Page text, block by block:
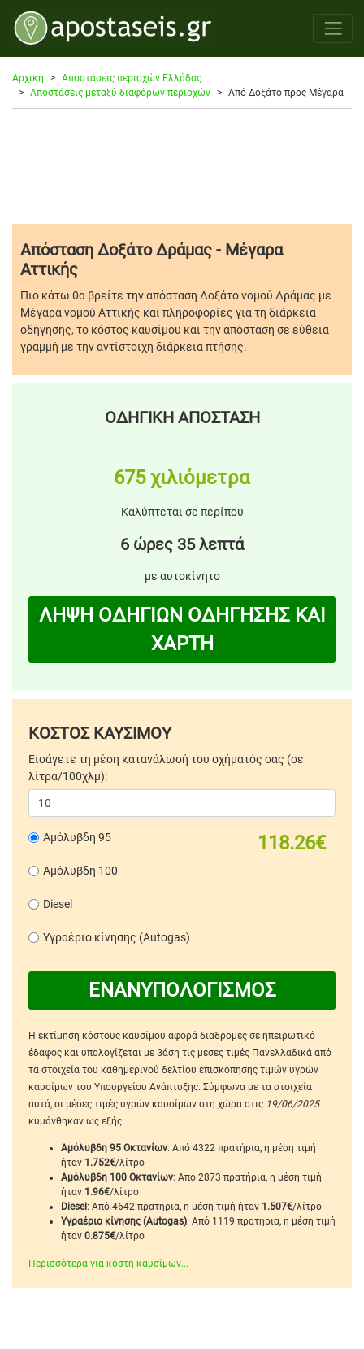
Αρχική
Αποστάσεις περιοχών Ελλάδας
Αποστάσεις μεταξύ διαφόρων περιοχών
Από Δοξάτο προς Μέγαρα
Απόσταση Δοξάτο Δράμας - Μέγαρα
Αττικής
Πιο κάτω θα βρείτε την απόσταση Δοξάτο νομού Δράμας με
Μέγαρα νομού Αττικής και πληροφορίες για τη διάρκεια
οδήγησης, το κόστος καυσίμου και την απόσταση σε εύθεια
γραμμή με την αντίστοιχη διάρκεια πτήσης.
ΟΔΗΓΙΚΗ ΑΠΟΣΤΑΣΗ
675 χιλιόμετρα
Καλύπτεται σε περίπου
6 ώρες 35 λεπτά
με αυτοκίνητο
ΛΗΨΗ ΟΔΗΓΙΩΝ ΟΔΗΓΗΣΗΣ ΚΑΙ
ΧΑΡΤΗ
ΚΟΣΤΟΣ ΚΑΥΣΙΜΟΥ
Εισάγετε τη μέση κατανάλωσή του οχήματός σας (σε
λίτρα/100χλμ):
118.26€
Αμόλυβδη 95
Αμόλυβδη 100
Diesel
Υγραέριο κίνησης (Autogas)
ΕΝΑΝΥΠΟΛΟΓΙΣΜΟΣ
Η εκτίμηση κόστους καυσίμου αφορά διαδρομές σε ηπειρωτικό
έδαφος και υπολογίζεται με βάση τις μέσες τιμές Πανελλαδικά από
τα στοιχεία του καθημερινού δελτίου επισκόπησης τιμών υγρών
καυσίμων του Υπουργείου Ανάπτυξης. Σύμφωνα με τα στοιχεία
αυτά, οι μέσες τιμές υγρών καυσίμων στη χώρα στις 19/06/2025
κυμάνθηκαν ως εξής:
Αμόλυβδη 95 Οκτανίων: Από 4322 πρατήρια, η μέση τιμή
ήταν 1.752€/λίτρο
Αμόλυβδη 100 Οκτανίων: Από 2873 πρατήρια, η μέση τιμή
ήταν 1.96€/λίτρο
Diesel: Από 4642 πρατήρια, η μέση τιμή ήταν 1.507€/λίτρο
Υγραέριο κίνησης (Autogas): Από 1119 πρατήρια, η μέση τιμή
ήταν 0.875€/λίτρο
Περισσότερα για κόστη καυσίμων...